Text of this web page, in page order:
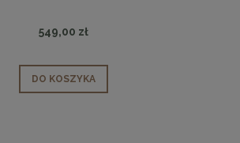
549,00 zł
DO KOSZYKA